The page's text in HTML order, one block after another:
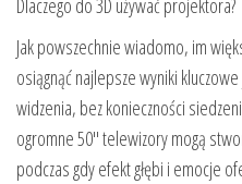
Dlaczego do 3D używać projektora?
Jak powszechnie wiadomo, im
osiągnąć najlepsze wyniki
widzenia, bez konieczności
ogromne 50″ telewizory mogą
podczas gdy efekt głębi i emocje